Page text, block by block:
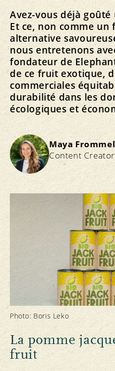
Avez-vous déjà
Et ce, non comme un
alternative
nous entretenons
fondateur de
de ce fruit exotique,
commerciales
durabilité dans les
écologiques et
Maya
Content Creator
Photo: Boris Leko
La pomme
fruit